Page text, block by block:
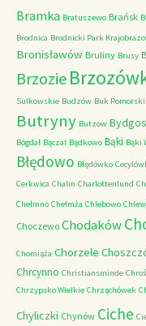
Bramka Bratuszewo Brańsk
Brodnica Brodnicki Park
Bronisławów Bruliny Brusy
Brzozie
Sulkowskie Budzów Buk Pomorski
Butryny Butzow
Bógdał Bączal Bądkowo Bąki Bąki
Błędowo Błędówko
Cerkwica Chalin Charlottenlund
Chełmno Chełmża Chlebowo
Choczewo Chodaków
Chomiąża Chorzele
Chrcynno Christiansminde
Chrzypsko Wielkie Chrząchówek
Chyliczki Chynów Ciche